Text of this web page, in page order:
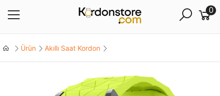
0
Ürün Akıllı Saat Kordon